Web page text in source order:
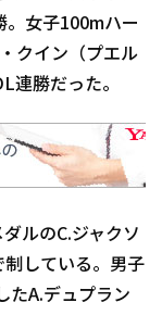
。女子100mハー
クイン（プエル
連勝だった。
ルのC.ジャクソ
制している。男子
たA.デュプラン